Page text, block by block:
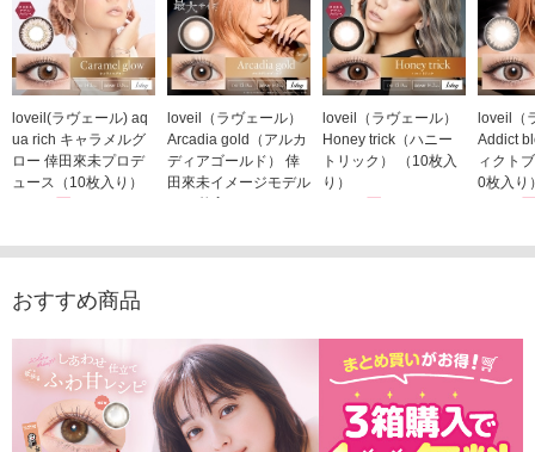
loveil(ラヴェール) aq
ua rich キャラメルグ
ロー 倖田來未プロデ
ュース（10枚入り）
1,760円
loveil（ラヴェール）
Arcadia gold（アルカ
ディアゴールド） 倖
田來未イメージモデル
（10枚入り）
loveil（ラヴェール）
Honey trick（ハニー
トリック） （10枚入
り）
1,760円
loveil（
Addict
ィクト
0枚入り
1,760
おすすめ商品